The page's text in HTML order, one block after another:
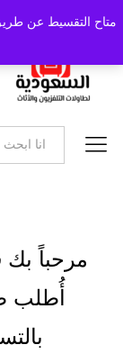
متاح التقسيط عن
مرحباً
أُطلب